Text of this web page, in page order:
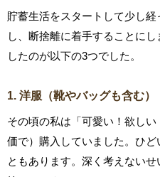
貯蓄生活をスタートして少し
し、断捨離に着手することに
したのが以下の3つでした。
1. 洋服（靴やバッグも含む）
その頃の私は「可愛い！欲し
価で）購入していました。ひ
ともあります。深く考えない